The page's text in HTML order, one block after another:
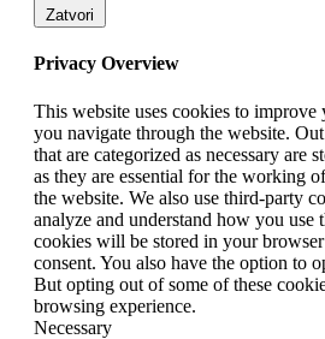
Zatvori
Privacy Overview
This website uses cookies to
you navigate through the website.
that are categorized as necessary are
as they are essential for the working
the website. We also use third-party
analyze and understand how you use
cookies will be stored in your
consent. You also have the option to
But opting out of some of these
browsing experience.
Necessary